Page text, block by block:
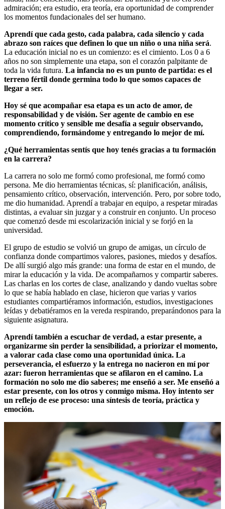
admiración; era estudio, era teoría, era oportunidad de comprender
los momentos fundacionales del ser humano.
Aprendí que cada gesto, cada palabra, cada silencio y cada
abrazo son raíces que definen lo que un niño o una niña será.
La educación inicial no es un comienzo: es el cimiento. Los 0 a 6
años no son simplemente una etapa, son el corazón palpitante de
toda la vida futura. La infancia no es un punto de partida: es el
terreno fértil donde germina todo lo que somos capaces de
llegar a ser.
Hoy sé que acompañar esa etapa es un acto de amor, de
responsabilidad y de visión. Ser agente de cambio en ese
momento crítico y sensible me desafía a seguir observando,
comprendiendo, formándome y entregando lo mejor de mí.
¿Qué herramientas sentís que hoy tenés gracias a tu formación
en la carrera?
La carrera no solo me formó como profesional, me formó como
persona. Me dio herramientas técnicas, sí: planificación, análisis,
pensamiento crítico, observación, intervención. Pero, por sobre todo,
me dio humanidad. Aprendí a trabajar en equipo, a respetar miradas
distintas, a evaluar sin juzgar y a construir en conjunto. Un proceso
que comenzó desde mi escolarización inicial y se forjó en la
universidad.
El grupo de estudio se volvió un grupo de amigas, un círculo de
confianza donde compartimos valores, pasiones, miedos y desafíos.
De allí surgió algo más grande: una forma de estar en el mundo, de
mirar la educación y la vida. De acompañarnos y compartir saberes.
Las charlas en los cortes de clase, analizando y dando vueltas sobre
lo que se había hablado en clase, hicieron que varias y varios
estudiantes compartiéramos información, estudios, investigaciones
leídas y debatiéramos en la vereda respirando, preparándonos para la
siguiente asignatura.
Aprendí también a escuchar de verdad, a estar presente, a
organizarme sin perder la sensibilidad, a priorizar el momento,
a valorar cada clase como una oportunidad única. La
perseverancia, el esfuerzo y la entrega no nacieron en mí por
azar: fueron herramientas que se afilaron en el camino. La
formación no solo me dio saberes; me enseñó a ser. Me enseñó a
estar presente, con los otros y conmigo misma. Hoy intento ser
un reflejo de ese proceso: una síntesis de teoría, práctica y
emoción.